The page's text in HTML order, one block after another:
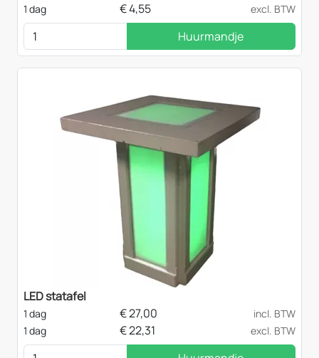
1 dag
€4,55 excl. BTW
Huurmandje
LED statafel
1 dag €27,00
incl. BTW
1 dag
€22,31 excl. BTW